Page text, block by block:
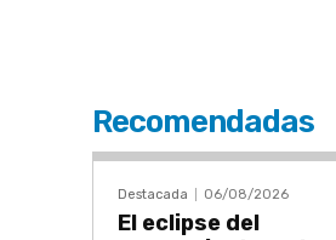
Recomendadas
Destacada 06/08/2026
El eclipse del